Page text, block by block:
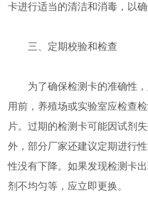
卡进行适当的清洁和消毒，以确
三、定期校验和检查
为了确保检测卡的准确性，
用前，养殖场或实验室应检查
片。过期的检测卡可能因试剂
外，部分厂家还建议定期进行
性没有下降。如果发现检测卡出现
剂不均匀等，应立即更换。